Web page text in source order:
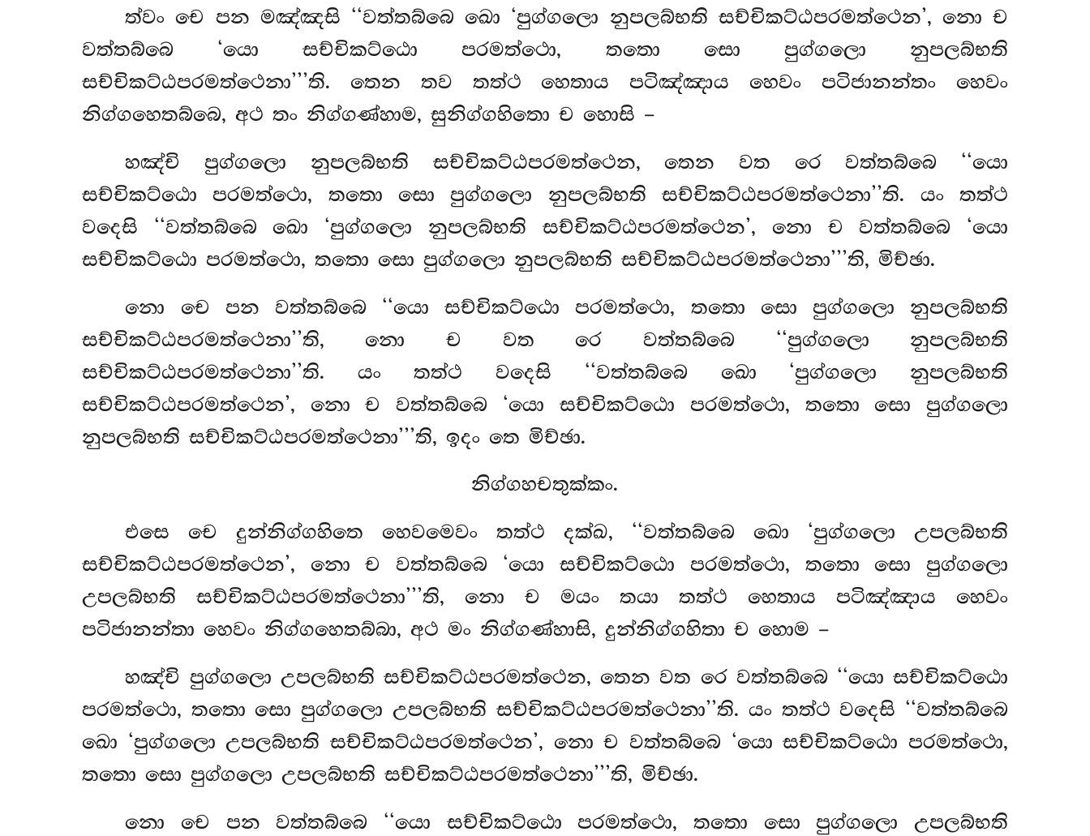
ත්වං චෙ පන මඤ්ඤසි ‘‘වත්තබ්බෙ ඛො ‘පුග්ගලො නුපලබ්භති සච්චිකට්ඨපරමත්ථෙන’, නො ච
වත්තබ්බෙ ‘යො සච්චිකට්ඨො පරමත්ථො, තතො සො පුග්ගලො නුපලබ්භති
සච්චිකට්ඨපරමත්ථෙනා’’’ති. තෙන තව තත්ථ හෙතාය පටිඤ්ඤාය හෙවං පටිජානන්තං හෙවං
නිග්ගහෙතබ්බෙ, අථ තං නිග්ගණ්හාම, සුනිග්ගහිතො ච හොසි –
හඤ්චි පුග්ගලො නුපලබ්භති සච්චිකට්ඨපරමත්ථෙන, තෙන වත රෙ වත්තබ්බෙ ‘‘යො
සච්චිකට්ඨො පරමත්ථො, තතො සො පුග්ගලො නුපලබ්භති සච්චිකට්ඨපරමත්ථෙනා’’ති. යං තත්ථ
වදෙසි ‘‘වත්තබ්බෙ ඛො ‘පුග්ගලො නුපලබ්භති සච්චිකට්ඨපරමත්ථෙන’, නො ච වත්තබ්බෙ ‘යො
සච්චිකට්ඨො පරමත්ථො, තතො සො පුග්ගලො නුපලබ්භති සච්චිකට්ඨපරමත්ථෙනා’’’ති, මිච්ඡා.
නො චෙ පන වත්තබ්බෙ ‘‘යො සච්චිකට්ඨො පරමත්ථො, තතො සො පුග්ගලො නුපලබ්භති
සච්චිකට්ඨපරමත්ථෙනා’’ති, නො ච වත රෙ වත්තබ්බෙ ‘‘පුග්ගලො නුපලබ්භති
සච්චිකට්ඨපරමත්ථෙනා’’ති. යං තත්ථ වදෙසි ‘‘වත්තබ්බෙ ඛො ‘පුග්ගලො නුපලබ්භති
සච්චිකට්ඨපරමත්ථෙන’, නො ච වත්තබ්බෙ ‘යො සච්චිකට්ඨො පරමත්ථො, තතො සො පුග්ගලො
නුපලබ්භති සච්චිකට්ඨපරමත්ථෙනා’’’ති, ඉදං තෙ මිච්ඡා.
නිග්ගහචතුක්කං.
එසෙ චෙ දුන්නිග්ගහිතෙ හෙවමෙවං තත්ථ දක්ඛ, ‘‘වත්තබ්බෙ ඛො ‘පුග්ගලො උපලබ්භති
සච්චිකට්ඨපරමත්ථෙන’, නො ච වත්තබ්බෙ ‘යො සච්චිකට්ඨො පරමත්ථො, තතො සො පුග්ගලො
උපලබ්භති සච්චිකට්ඨපරමත්ථෙනා’’’ති, නො ච මයං තයා තත්ථ හෙතාය පටිඤ්ඤාය හෙවං
පටිජානන්තා හෙවං නිග්ගහෙතබ්බා, අථ මං නිග්ගණ්හාසි, දුන්නිග්ගහිතා ච හොම –
හඤ්චි පුග්ගලො උපලබ්භති සච්චිකට්ඨපරමත්ථෙන, තෙන වත රෙ වත්තබ්බෙ ‘‘යො සච්චිකට්ඨො
පරමත්ථො, තතො සො පුග්ගලො උපලබ්භති සච්චිකට්ඨපරමත්ථෙනා’’ති. යං තත්ථ වදෙසි ‘‘වත්තබ්බෙ
ඛො ‘පුග්ගලො උපලබ්භති සච්චිකට්ඨපරමත්ථෙන’, නො ච වත්තබ්බෙ ‘යො සච්චිකට්ඨො පරමත්ථො,
තතො සො පුග්ගලො උපලබ්භති සච්චිකට්ඨපරමත්ථෙනා’’’ති, මිච්ඡා.
නො චෙ පන වත්තබ්බෙ ‘‘යො සච්චිකට්ඨො පරමත්ථො, තතො සො පුග්ගලො උපලබ්භති